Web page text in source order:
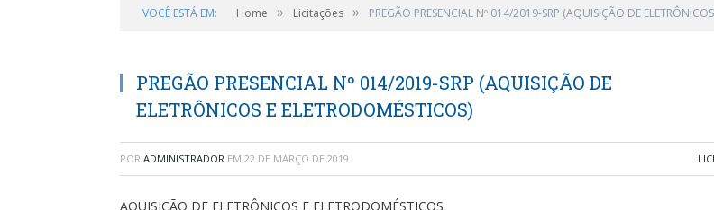
VOCÊ ESTÁ EM: Home » Licitações » PREGÃO PRESENCIAL Nº 014/2019-SRP (AQUISIÇÃO DE
PREGÃO PRESENCIAL Nº 014/2019-SRP (AQUISIÇÃO DE
ELETRÔNICOS E ELETRODOMÉSTICOS)
POR ADMINISTRADOR EM 22 DE MARÇO DE 2019
AQUISIÇÃO DE ELETRÔNICOS E ELETRODOMÉSTICOS